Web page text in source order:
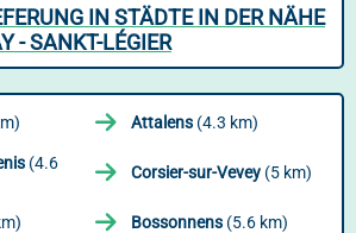
IN STÄDTE IN DER NÄHE
- SANKT-LÉGIER
Attalens (4.3 km)
(4.6
Corsier-sur-Vevey (5 km)
Bossonnens (5.6 km)